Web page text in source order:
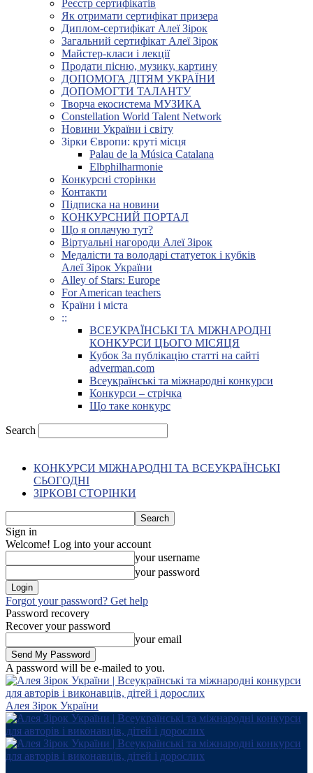
Реєстр сертифікатів
Як отримати сертифікат призера
Диплом-сертифікат Алеї Зірок
Загальний сертифікат Алеї Зірок
Майстер-класи і лекції
Продати пісню, музику, картину
ДОПОМОГА ДІТЯМ УКРАЇНИ
ДОПОМОГТИ ТАЛАНТУ
Творча екосистема МУЗИКА
Constellation World Talent Network
Новини України і світу
Зірки Європи: круті місця
Palau de la Música Catalana
Elbphilharmonie
Конкурсні сторінки
Контакти
Підписка на новини
КОНКУРСНИЙ ПОРТАЛ
Що я оплачую тут?
Віртуальні нагороди Алеї Зірок
Медалісти та володарі статуеток і кубків
Алеї Зірок України
Alley of Stars: Europe
For American teachers
Країни і міста
::
ВСЕУКРАЇНСЬКІ ТА МІЖНАРОДНІ
КОНКУРСИ ЦЬОГО МІСЯЦЯ
Кубок За публікацію статті на сайті
adverman.com
Всеукраїнські та міжнародні конкурси
Конкурси – стрічка
Що таке конкурс
Search
КОНКУРСИ МІЖНАРОДНІ ТА ВСЕУКРАЇНСЬКІ
СЬОГОДНІ
ЗІРКОВІ СТОРІНКИ
Sign in
Welcome! Log into your account
your username
your password
Forgot your password? Get help
Password recovery
Recover your password
your email
A password will be e-mailed to you.
Алея Зірок України